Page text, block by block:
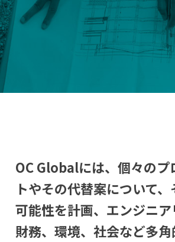
OC Globalには、個々のプ
トやその代替案について
可能性を計画、エンジニア
財務、環境、社会など多